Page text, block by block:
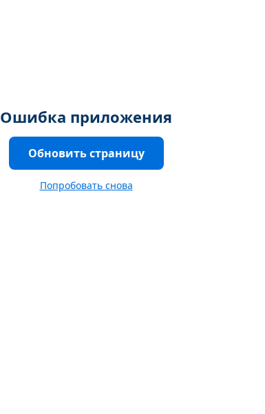
Ошибка приложения
Обновить страницу
Попробовать снова